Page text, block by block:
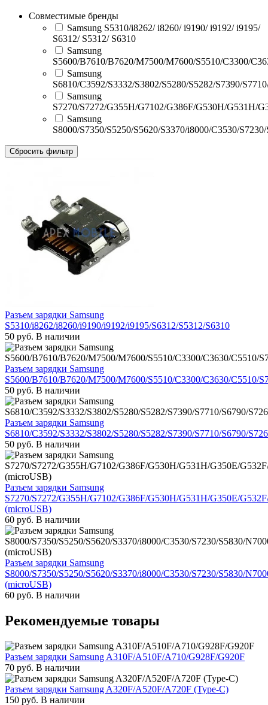
Совместимые бренды
Samsung S5310/i8262/ i8260/ i9190/ i9192/ i9195/
S6312/ S5312/ S6310
Samsung
S5600/B7610/B7620/M7500/M7600/S5510/C3300/
Samsung
S6810/C3592/S3332/S3802/S5280/S5282/S7390/
Samsung
S7270/S7272/G355H/G7102/G386F/G530H/G531H/
Samsung
S8000/S7350/S5250/S5620/S3370/i8000/C3530/
Сбросить фильтр
Разъем зарядки Samsung
S5310/i8262/i8260/i9190/i9192/i9195/S6312/S5312/S6310
50 руб. В наличии
Разъем зарядки Samsung
S5600/B7610/B7620/M7500/M7600/S5510/C3300/C3630/C5510/
50 руб. В наличии
Разъем зарядки Samsung
S6810/C3592/S3332/S3802/S5280/S5282/S7390/S7710/S6790/
50 руб. В наличии
Разъем зарядки Samsung
S7270/S7272/G355H/G7102/G386F/G530H/G531H/G350E/
(microUSB)
60 руб. В наличии
Разъем зарядки Samsung
S8000/S7350/S5250/S5620/S3370/i8000/C3530/S7230/S5830/
(microUSB)
60 руб. В наличии
Рекомендуемые товары
Разъем зарядки Samsung A310F/A510F/A710/G928F/G920F
70 руб. В наличии
Разъем зарядки Samsung A320F/A520F/A720F (Type-C)
150 руб. В наличии